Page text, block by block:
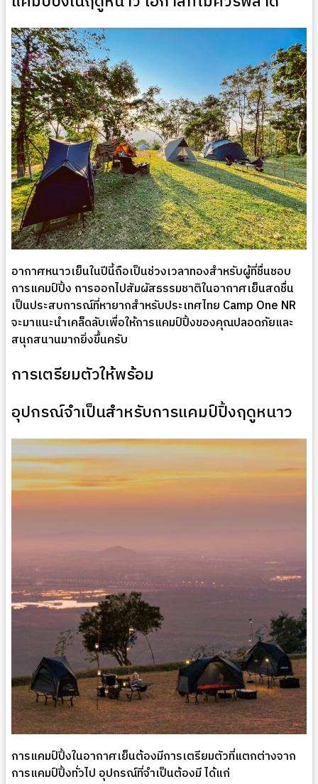
อากาศหนาวเย็นในปีนี้ถือเป็นช่วงเวลาทองสำหรับผู้ที่ชื่นชอบ
การแคมป์ปิ้ง การออกไปสัมผัสธรรมชาติในอากาศเย็นสดชื่น
เป็นประสบการณ์ที่หายากสำหรับประเทศไทย Camp One NR
จะมาแนะนำเคล็ดลับเพื่อให้การแคมป์ปิ้งของคุณปลอดภัยและ
สนุกสนานมากยิ่งขึ้นครับ
การเตรียมตัวให้พร้อม
อุปกรณ์จำเป็นสำหรับการแคมป์ปิ้งฤดูหนาว
การแคมป์ปิ้งในอากาศเย็นต้องมีการเตรียมตัวที่แตกต่างจาก
การแคมป์ปิ้งทั่วไป อุปกรณ์ที่จำเป็นต้องมี ได้แก่